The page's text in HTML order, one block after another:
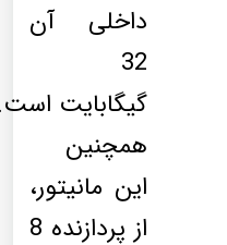
داخلی آن
32
گیگابایت
همچنین
این مانیتور،
از پردازنده 8